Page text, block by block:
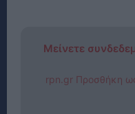
Μείνετε
rpn.gr Προσθήκη